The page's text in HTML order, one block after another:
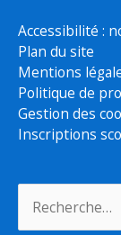
Accessibilité :
Plan du site
Mentions
Politique de
Gestion des
Inscriptions